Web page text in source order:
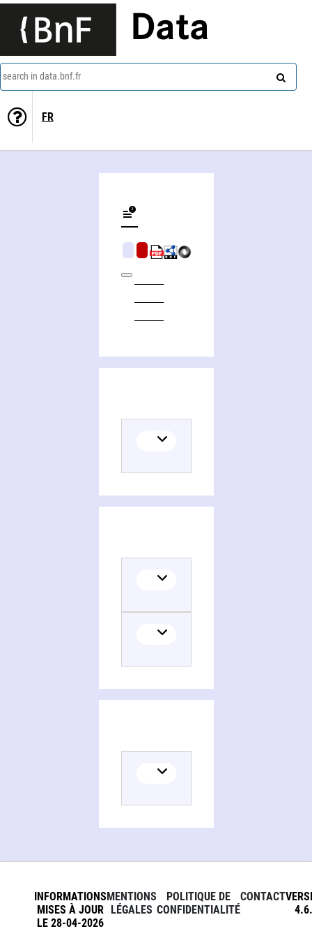
Data
search in data.bnf.fr
FR
INFORMATIONS
MISES À JOUR
LE 28-04-2026
MENTIONS
LÉGALES
POLITIQUE DE
CONFIDENTIALITÉ
CONTACT